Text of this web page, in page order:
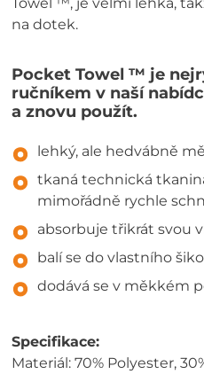
na dotek.
Pocket Towel ™ je
ručníkem v naší
a znovu použít.
lehký, ale hedvábně
tkaná technická
mimořádně rychle
absorbuje třikrát svou
balí se do vlastního
dodává se v měkkém
Specifikace:
Materiál: 70% Polyester,